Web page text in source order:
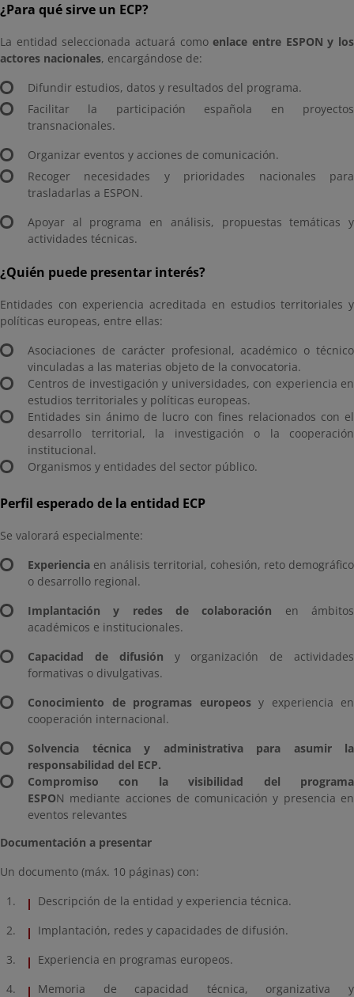
¿Para qué sirve un ECP?
La entidad seleccionada actuará comoenlace entre ESPON y los
actores nacionales, encargándose de:
Difundir estudios, datos y resultados del programa.
Facilitar la participación española en proyectos
transnacionales.
Organizar eventos y acciones de comunicación.
Recoger necesidades y prioridades nacionales para
trasladarlas a ESPON.
Apoyar al programa en análisis, propuestas temáticas y
actividades técnicas.
¿Quién puede presentar interés?
Entidades con experiencia acreditada en estudios territoriales y
políticas europeas, entre ellas:
Asociaciones de carácter profesional, académico o técnico
vinculadas a las materias objeto de la convocatoria.
Centros de investigación y universidades, con experiencia en
estudios territoriales y políticas europeas.
Entidades sin ánimo de lucro con fines relacionados con el
desarrollo territorial, la investigación o la cooperación
institucional.
Organismos y entidades del sector público.
Perfil esperado de la entidad ECP
Se valorará especialmente:
Experiencia en análisis territorial, cohesión, reto demográfico
o desarrollo regional.
Implantación y redes de colaboración en ámbitos
académicos e institucionales.
Capacidad de difusión y organización de actividades
formativas o divulgativas.
Conocimiento de programas europeosy experiencia en
cooperación internacional.
Solvencia técnica y administrativa para asumir la
responsabilidad del ECP.
Compromiso con la visibilidad del programa
ESPON mediante acciones de comunicación y presencia en
eventos relevantes
Documentación a presentar
Un documento (máx. 10 páginas) con:
Descripción de la entidad y experiencia técnica.
Implantación, redes y capacidades de difusión.
Experiencia en programas europeos.
Memoria de capacidad técnica, organizativa y